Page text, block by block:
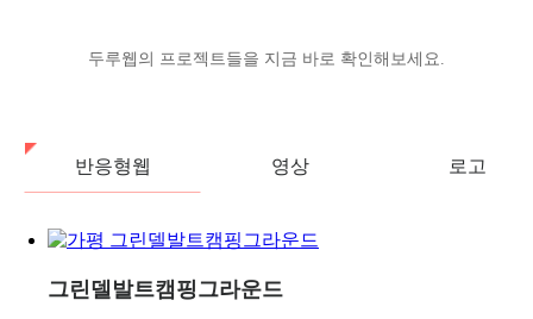
두루웹의 프로젝트들을 지금 바로 확인해보세요.
반응형웹 영상 로고
그린델발트캠핑그라운드